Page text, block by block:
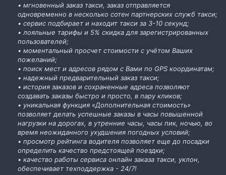
• мгновенный заказ такси, заказ отправляется
одновременно в несколько сотен партнерских служб такси;
• сервис подбирает и находит такси за 3-10 секунд;
• лояльные тарифы и 5% скидка для зарегистрированных
пользователей;
• моментальный просчет стоимости с учётом Ваших
пожеланий;
• поиск мест и адресов рядом с Вами по GPS координатам;
• надежный предварительный заказ такси;
• история заказов и сохраненные адреса позволяют
создавать заказы быстро и просто, в пару кликов;
• уникальная функция «Дополнительная стоимость»
позволяет делать успешные заказы в часы повышенной
нагрузки на дорогах, в утренние часы, часы пик, ночью, во
время неожиданного ухудшения погодных условий;
• просмотр рейтинга водителя позволяет еще до посадки
определить качество предстоящей поездки;
• качество работы сервиса онлайн заказа такси, уклон,
обеспечивает техподдержка - 24/7!